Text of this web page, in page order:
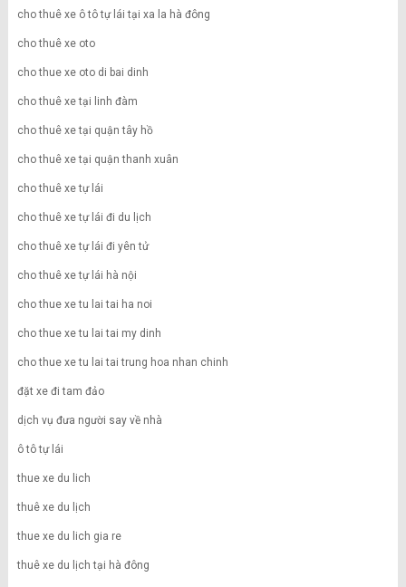
cho thuê xe ô tô tự lái tại xa la hà đông
cho thuê xe oto
cho thue xe oto di bai dinh
cho thuê xe tại linh đàm
cho thuê xe tại quận tây hồ
cho thuê xe tại quận thanh xuân
cho thuê xe tự lái
cho thuê xe tự lái đi du lịch
cho thuê xe tự lái đi yên tử
cho thuê xe tự lái hà nội
cho thue xe tu lai tai ha noi
cho thue xe tu lai tai my dinh
cho thue xe tu lai tai trung hoa nhan chinh
đặt xe đi tam đảo
dịch vụ đưa người say về nhà
ô tô tự lái
thue xe du lich
thuê xe du lịch
thue xe du lich gia re
thuê xe du lịch tại hà đông